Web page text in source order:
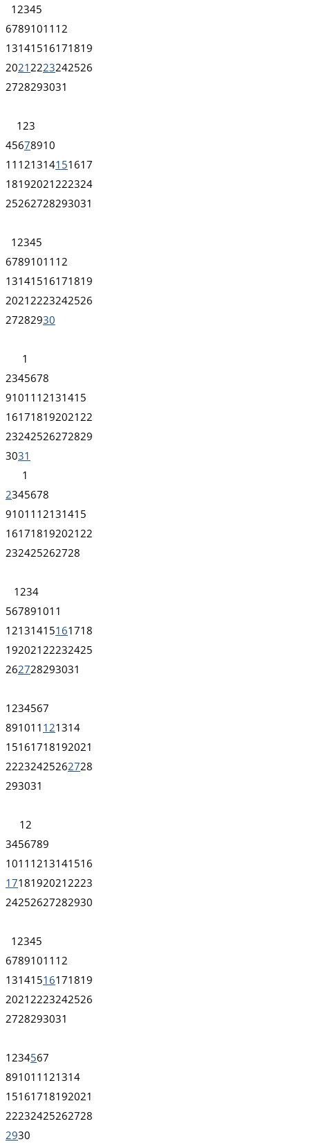
1 2345
67891011 12
13141516171819
2021 2223242526
2728293031
1 23
45678910
11 121314151617
18192021 222324
25262728293031
1 2345
67891011 12
13141516171819
2021 2223242526
27282930
1
2345678
91011 12131415
161718192021 22
23242526272829
3031
1
2345678
91011 12131415
161718192021 22
232425262728
1 234
567891011
12131415161718
192021 22232425
262728293031
1 234567
891011 121314
15161718192021
22232425262728
293031
1 2
3456789
1011 1213141516
1718192021 2223
24252627282930
1 2345
67891011 12
13141516171819
2021 2223242526
2728293031
1 234567
891011 121314
15161718192021
22232425262728
2930